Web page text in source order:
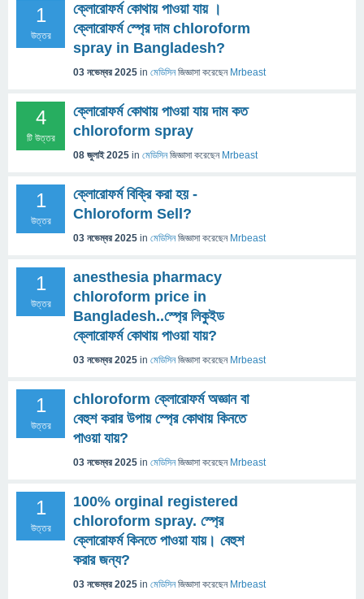
1
উত্তর
ক্লোরোফর্ম কোথায় পাওয়া যায় ।
ক্লোরোফর্ম স্প্রে দাম chloroform
spray in Bangladesh?
03 নভেম্বর 2025 in মেডিসিন জিজ্ঞাসা করেছেন Mrbeast
4
টি উত্তর
ক্লোরোফর্ম কোথায় পাওয়া যায় দাম কত
chloroform spray
08 জুলাই 2025 in মেডিসিন জিজ্ঞাসা করেছেন Mrbeast
1
উত্তর
ক্লোরোফর্ম বিক্রি করা হয় -
Chloroform Sell?
03 নভেম্বর 2025 in মেডিসিন জিজ্ঞাসা করেছেন Mrbeast
1
উত্তর
anesthesia pharmacy
chloroform price in
Bangladesh..স্প্রে লিকুইড
ক্লোরোফর্ম কোথায় পাওয়া যায়?
03 নভেম্বর 2025 in মেডিসিন জিজ্ঞাসা করেছেন Mrbeast
1
উত্তর
chloroform ক্লোরোফর্ম অজ্ঞান বা
বেহুশ করার উপায় স্প্রে কোথায় কিনতে
পাওয়া যায়?
03 নভেম্বর 2025 in মেডিসিন জিজ্ঞাসা করেছেন Mrbeast
1
উত্তর
100% orginal registered
chloroform spray. স্প্রে
ক্লোরোফর্ম কিনতে পাওয়া যায়। বেহুশ
করার জন্য?
03 নভেম্বর 2025 in মেডিসিন জিজ্ঞাসা করেছেন Mrbeast